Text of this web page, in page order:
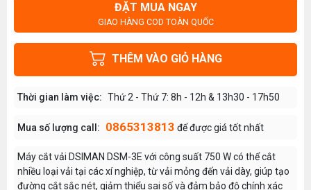
ĐẶT MUA NGAY
GIAO HÀNG COD TOÀN QUỐC
THÊM VÀO GIỎ HÀNG
Thời gian làm việc: Thứ 2 - Thứ 7: 8h - 12h & 13h30 - 17h50
Mua số lượng call: 0865313813 để được giá tốt nhất
Máy cắt vải DSIMAN DSM-3E với công suất 750 W có thể cắt
nhiều loại vải tại các xí nghiệp, từ vải mỏng đến vải dày, giúp tạo
đường cắt sắc nét, giảm thiểu sai số và đảm bảo độ chính xác